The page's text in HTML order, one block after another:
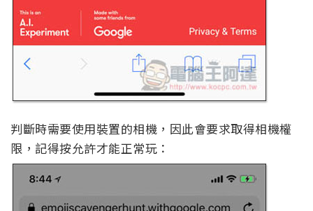
判斷時需要使用裝置的相機，因此會要求取得相機權
限，記得按允許才能正常玩：